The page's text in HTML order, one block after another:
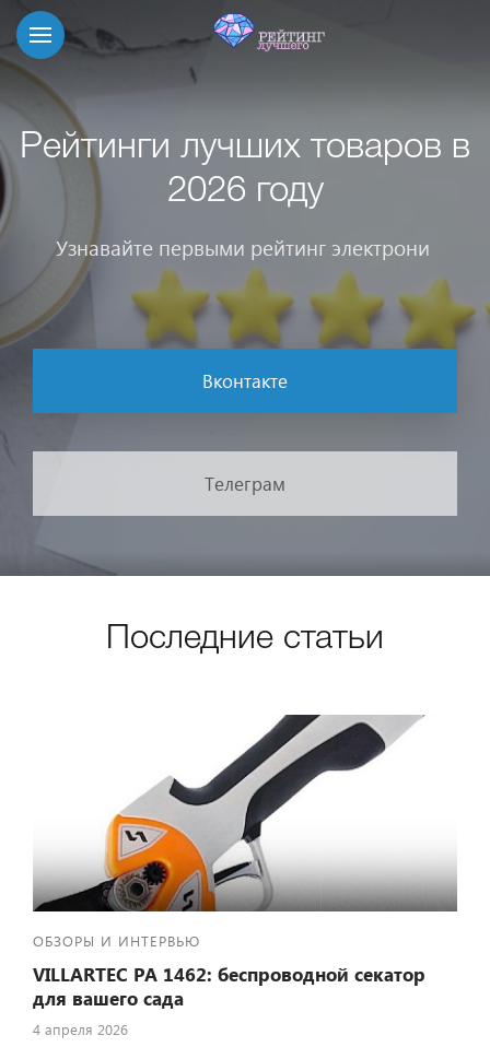
Рейтинги лучших товаров в
2026 году
Читайте статьи|
Вконтакте
Телеграм
Последние статьи
ОБЗОРЫ И ИНТЕРВЬЮ
VILLARTEC PA 1462: беспроводной секатор
для вашего сада
4 апреля 2026